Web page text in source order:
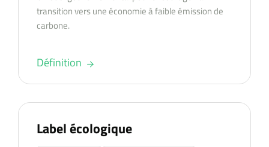
transition vers une économie à faible émission de
carbone.
Définition
Label écologique